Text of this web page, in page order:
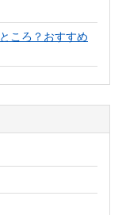
ころ？おすすめ